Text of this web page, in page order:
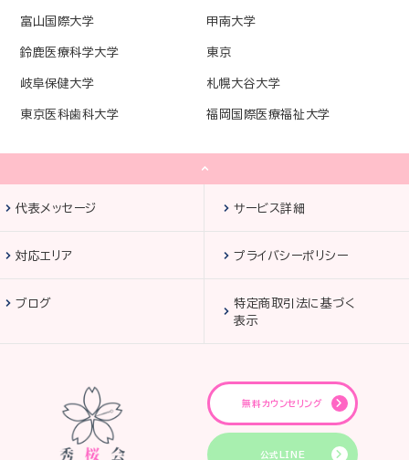
富山国際大学 甲南大学
鈴鹿医療科学大学 東京
岐阜保健大学 札幌大谷大学
東京医科歯科大学 福岡国際医療福祉大学
代表メッセージ サービス詳細
対応エリア プライバシーポリシー
ブログ
特定商取引法に基づく
表示
無料カウンセリング
公式LINE